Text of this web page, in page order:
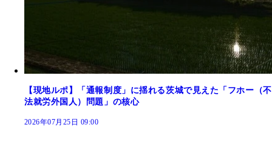
【現地ルポ】「通報制度」に揺れる茨城で見えた「フホー（不
法就労外国人）問題」の核心
2026年07月25日 09:00